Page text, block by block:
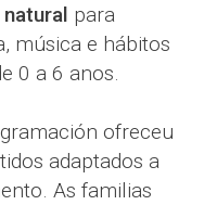
para
música e hábitos
0 a 6 anos.
ofreceu
adaptados a
As familias